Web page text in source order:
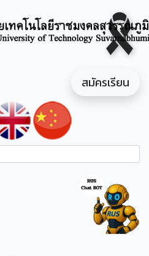
สมัครเรียน